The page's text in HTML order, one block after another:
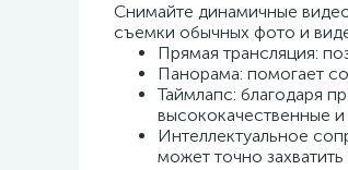
Снимайте динамичные
съемки обычных фото и
Прямая трансляция:
Панорама: помогает
Таймлапс: благодаря
высококачественные
Интеллектуальное
может точно